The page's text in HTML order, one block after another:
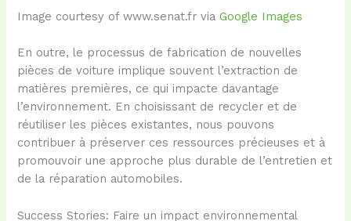
Image courtesy of www.senat.fr viaGoogle Images
En outre, le processus de fabrication de nouvelles
pièces de voiture implique souvent l’extraction de
matières premières, ce qui impacte davantage
l’environnement. En choisissant de recycler et de
réutiliser les pièces existantes, nous pouvons
contribuer à préserver ces ressources précieuses et à
promouvoir une approche plus durable de l’entretien et
de la réparation automobiles.
Success Stories: Faire un impact environnemental